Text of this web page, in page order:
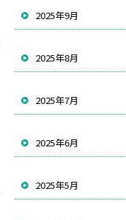
2025年9月
2025年8月
2025年7月
2025年6月
2025年5月